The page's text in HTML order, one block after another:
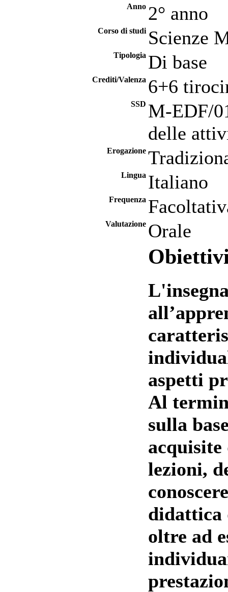
Anno 2° anno
Corso di studi Scienze
Tipologia Di base
Crediti/Valenza 6+6
SSD M-EDF/
delle
Erogazione
Lingua Italiano
Frequenza
Valutazione Orale
aspetti
Al
sulla
lezioni,
didattica
oltre ad